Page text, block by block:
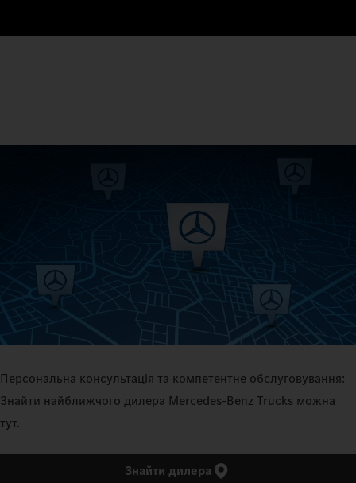
Персональна консультація та компетентне обслуговування:
Знайти найближчого дилера Mercedes‑Benz Trucks можна
тут.
Знайти дилера